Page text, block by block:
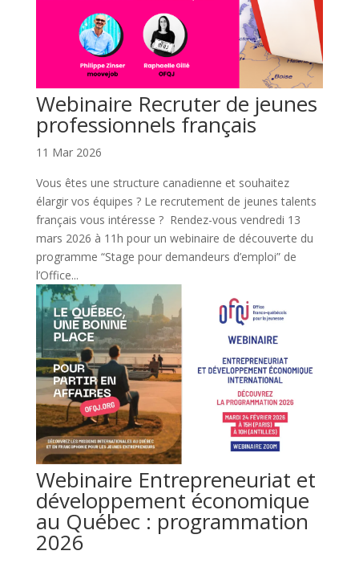
Webinaire Recruter de jeunes
professionnels français
11 Mar 2026
Vous êtes une structure canadienne et souhaitez
élargir vos équipes ? Le recrutement de jeunes talents
français vous intéresse ? Rendez-vous vendredi 13
mars 2026 à 11h pour un webinaire de découverte du
programme “Stage pour demandeurs d’emploi” de
l’Office...
Webinaire Entrepreneuriat et
développement économique
au Québec : programmation
2026